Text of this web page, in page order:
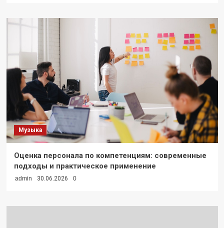
Музыка
Оценка персонала по компетенциям: современные
подходы и практическое применение
admin 30.06.2026 0